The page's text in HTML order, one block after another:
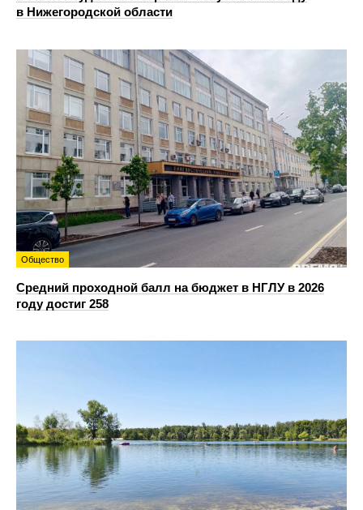
в Нижегородской области
Общество
Средний проходной балл на бюджет в НГЛУ в 2026
году достиг 258